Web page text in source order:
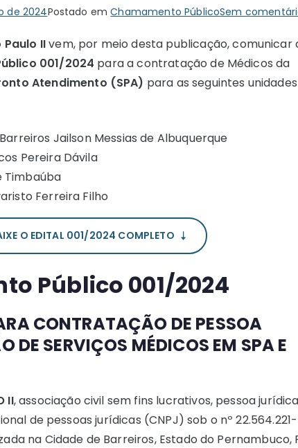
de 2024Postado emChamamento PúblicoSem
IIvem, por meio desta publicação, comunicar
001/2024 para a contratação de Médicos da
Atendimento (SPA) para as seguintes unidades
Jailson Messias de Albuquerque
Pereira Dávila
Timbaúba
Ferreira Filho
O EDITAL 001/2024 COMPLETO
Público 001/2024
CONTRATAÇÃO DE PESSOA
DE SERVIÇOS MÉDICOS EM SPA E
II, associação civil sem fins lucrativos, pessoa
de pessoas jurídicas (CNPJ) sob o nº 22.564.221-
na Cidade de Barreiros, Estado do Pernambuco,